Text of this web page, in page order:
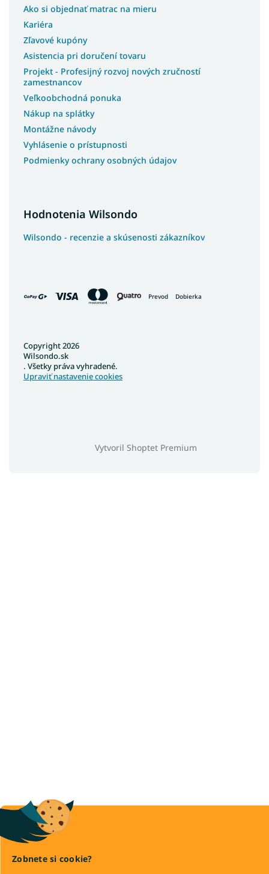
Zobnete si cookie?
Ako si objednať matrac na mieru
Kariéra
Zľavové kupóny
Asistencia pri doručení tovaru
Projekt - Profesijný rozvoj nových zručností
zamestnancov
Veľkoobchodná ponuka
Nákup na splátky
Montážne návody
Vyhlásenie o prístupnosti
Podmienky ochrany osobných údajov
Hodnotenia Wilsondo
Wilsondo - recenzie a skúsenosti zákazníkov
Prevod Dobierka
Vytvoril Shoptet Premium
Copyright 2026
Wilsondo.sk
. Všetky práva vyhradené.
Upraviť nastavenie cookies